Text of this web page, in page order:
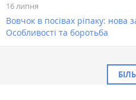
16 липня
Вовчок в посівах ріпаку: нова
Особливості та боротьба